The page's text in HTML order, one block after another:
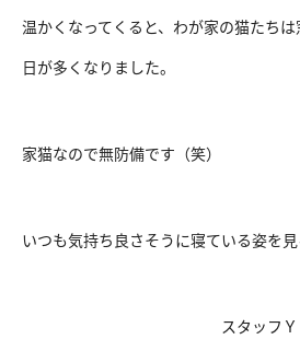
温かくなってくると、わが家の猫たち
日が多くなりました。
家猫なので無防備です（笑）
いつも気持ち良さそうに寝ている姿を見
スタッフＹ